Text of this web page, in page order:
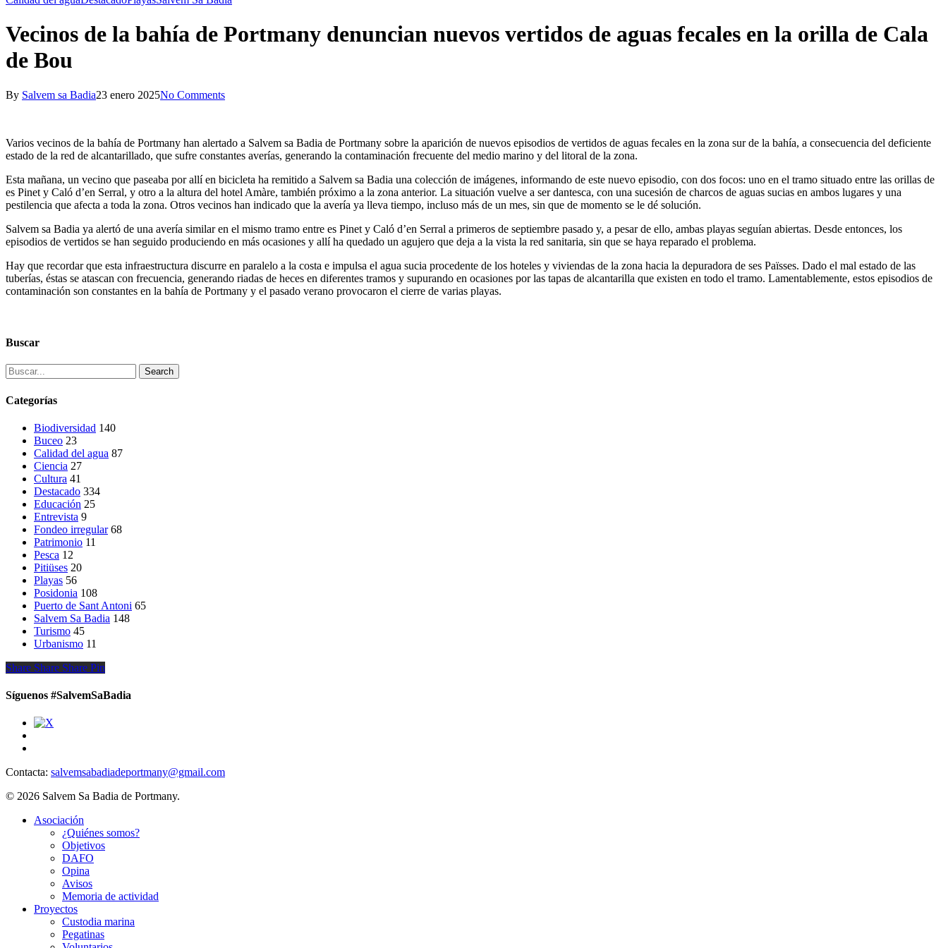
Vecinos de la bahía de Portmany denuncian nuevos vertidos de aguas fecales en la orilla de Cala
de Bou
By Salvem sa Badia23 enero 2025No Comments
Varios vecinos de la bahía de Portmany han alertado a Salvem sa Badia de Portmany sobre la aparición de nuevos episodios de vertidos de aguas fecales en la zona sur de la bahía, a consecuencia del deficiente
estado de la red de alcantarillado, que sufre constantes averías, generando la contaminación frecuente del medio marino y del litoral de la zona.
Esta mañana, un vecino que paseaba por allí en bicicleta ha remitido a Salvem sa Badia una colección de imágenes, informando de este nuevo episodio, con dos focos: uno en el tramo situado entre las orillas de
es Pinet y Caló d’en Serral, y otro a la altura del hotel Amàre, también próximo a la zona anterior. La situación vuelve a ser dantesca, con una sucesión de charcos de aguas sucias en ambos lugares y una
pestilencia que afecta a toda la zona. Otros vecinos han indicado que la avería ya lleva tiempo, incluso más de un mes, sin que de momento se le dé solución.
Salvem sa Badia ya alertó de una avería similar en el mismo tramo entre es Pinet y Caló d’en Serral a primeros de septiembre pasado y, a pesar de ello, ambas playas seguían abiertas. Desde entonces, los
episodios de vertidos se han seguido produciendo en más ocasiones y allí ha quedado un agujero que deja a la vista la red sanitaria, sin que se haya reparado el problema.
Hay que recordar que esta infraestructura discurre en paralelo a la costa e impulsa el agua sucia procedente de los hoteles y viviendas de la zona hacia la depuradora de ses Païsses. Dado el mal estado de las
tuberías, éstas se atascan con frecuencia, generando riadas de heces en diferentes tramos y supurando en ocasiones por las tapas de alcantarilla que existen en todo el tramo. Lamentablemente, estos episodios de
contaminación son constantes en la bahía de Portmany y el pasado verano provocaron el cierre de varias playas.
Buscar
Search
Categorías
Biodiversidad 140
Buceo 23
Calidad del agua 87
Ciencia 27
Cultura 41
Destacado 334
Educación 25
Entrevista 9
Fondeo irregular 68
Patrimonio 11
Pesca 12
Pitiüses 20
Playas 56
Posidonia 108
Puerto de Sant Antoni 65
Salvem Sa Badia 148
Turismo 45
Urbanismo 11
Share
Share Share Share Pin
Síguenos #SalvemSaBadia
Contacta: salvemsabadiadeportmany@gmail.com
© 2026 Salvem Sa Badia de Portmany.
Close
Asociación
¿Quiénes somos?
Objetivos
DAFO
Opina
Avisos
Memoria de actividad
Proyectos
Custodia marina
Pegatinas